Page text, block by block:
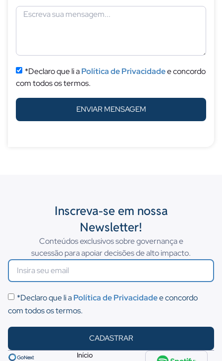
*Declaro que li aPolítica de Privacidadee concordo
com todos os termos.
ENVIAR MENSAGEM
Inscreva-se em nossa
Newsletter!
Conteúdos exclusivos sobre governança e
sucessão para apoiar decisões de alto impacto.
*Declaro que li aPolítica de Privacidadee concordo
com todos os termos.
CADASTRAR
Início